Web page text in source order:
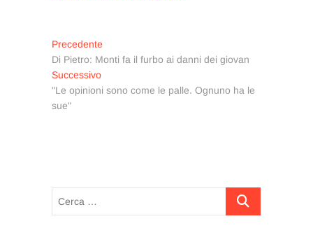
Navigazione
articoli
Precedente
precedente:
Di Pietro: Monti fa il furbo ai danni dei giovan
SuccessivoArticolo
successivo:
"Le opinioni sono come le palle. Ognuno ha le
sue"
Cerca